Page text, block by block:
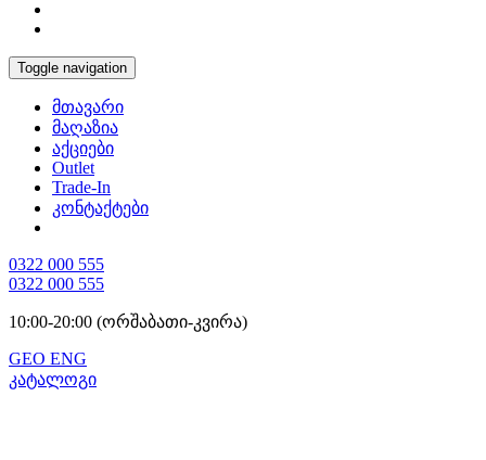
Toggle navigation
მთავარი
მაღაზია
აქციები
Outlet
Trade-In
კონტაქტები
0322 000 555
0322 000 555
10:00-20:00 (ორშაბათი-კვირა)
GEO ENG
კატალოგი